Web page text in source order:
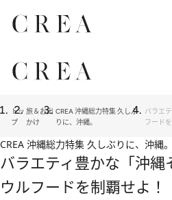
トッ
プ
旅＆お出
かけ
CREA 沖縄総力特集 久しぶ
りに、沖縄。
バラエ
フード
CREA 沖縄総力特集 久しぶりに、沖縄。
バラエティ豊かな「沖縄
ウルフードを制覇せよ！